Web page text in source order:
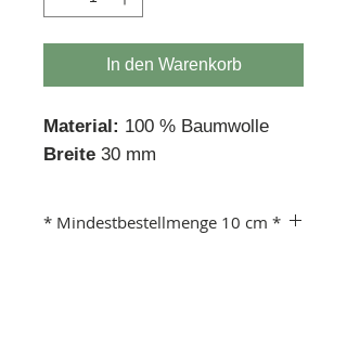
In den Warenkorb
Material: 100 % Baumwolle
Breite 30 mm
* Mindestbestellmenge 10 cm *